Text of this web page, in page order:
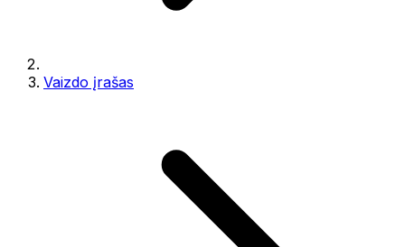
Vaizdo įrašas